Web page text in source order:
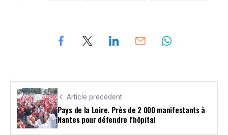
Article précédent
Pays de la Loire. Près de 2 000 manifestants à
Nantes pour défendre l’hôpital